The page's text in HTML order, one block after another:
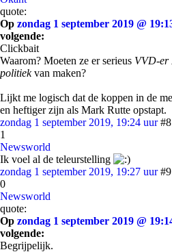
quote:
Op zondag 1 september 2019 @
volgende:
Clickbait
Waarom? Moeten ze er serieus VVD-er
politiekvan maken?
Lijkt me logisch dat de koppen in de
en heftiger zijn als Mark Rutte opstapt.
zondag 1 september 2019, 19:24 uur #8
1
Newsworld
Ik voel al de teleurstelling
zondag 1 september 2019, 19:27 uur #9
0
Newsworld
quote:
Op zondag 1 september 2019 @
volgende:
Begrijpelijk.